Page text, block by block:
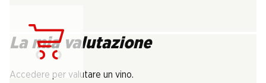
La mia valutazione
Accedere per valutare un vino.